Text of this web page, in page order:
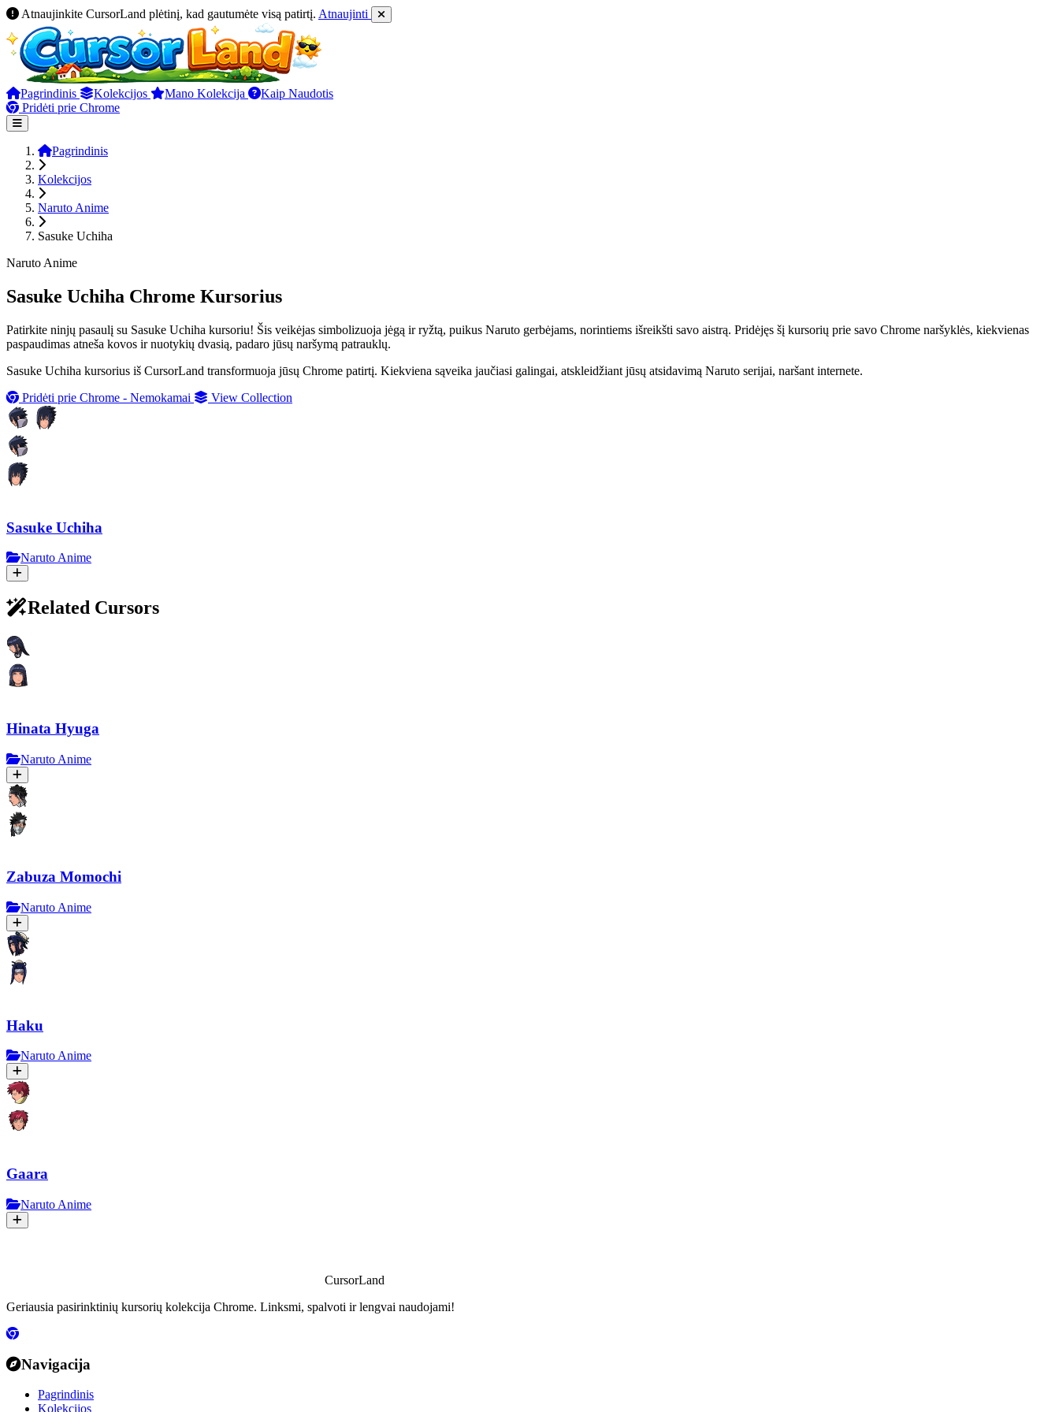
Atnaujinkite CursorLand plėtinį, kad gautumėte visą patirtį. Atnaujinti
Pagrindinis Kolekcijos Mano Kolekcija
Kaip Naudotis
Pridėti prie Chrome
Pagrindinis
Kolekcijos
Naruto Anime
Sasuke Uchiha
Naruto Anime
Sasuke Uchiha Chrome Kursorius
Patirkite ninjų pasaulį su Sasuke Uchiha kursoriu! Šis veikėjas simbolizuoja jėgą ir ryžtą, puikus Naruto gerbėjams, norintiems išreikšti savo aistrą. Pridėjęs šį kursorių prie savo Chrome naršyklės, kiekvienas
paspaudimas atneša kovos ir nuotykių dvasią, padaro jūsų naršymą patrauklų.
Sasuke Uchiha kursorius iš CursorLand transformuoja jūsų Chrome patirtį. Kiekviena sąveika jaučiasi galingai, atskleidžiant jūsų atsidavimą Naruto serijai, naršant internete.
Pridėti prie Chrome - Nemokamai
View Collection
Sasuke Uchiha
Naruto Anime
Related Cursors
Hinata Hyuga
Naruto Anime
Zabuza Momochi
Naruto Anime
Haku
Naruto Anime
Gaara
Naruto Anime
CursorLand
Geriausia pasirinktinių kursorių kolekcija Chrome. Linksmi, spalvoti ir lengvai naudojami!
Navigacija
Pagrindinis
Kolekcijos